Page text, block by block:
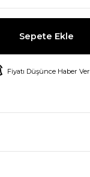
Sepete Ekle
Fiyatı Düşünce Haber Ver